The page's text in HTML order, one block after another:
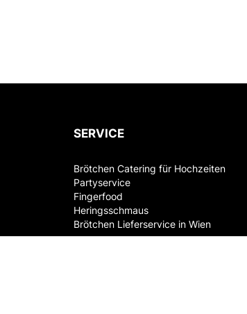
SERVICE
Brötchen Catering für Hochzeiten
Partyservice
Fingerfood
Heringsschmaus
Brötchen Lieferservice in Wien